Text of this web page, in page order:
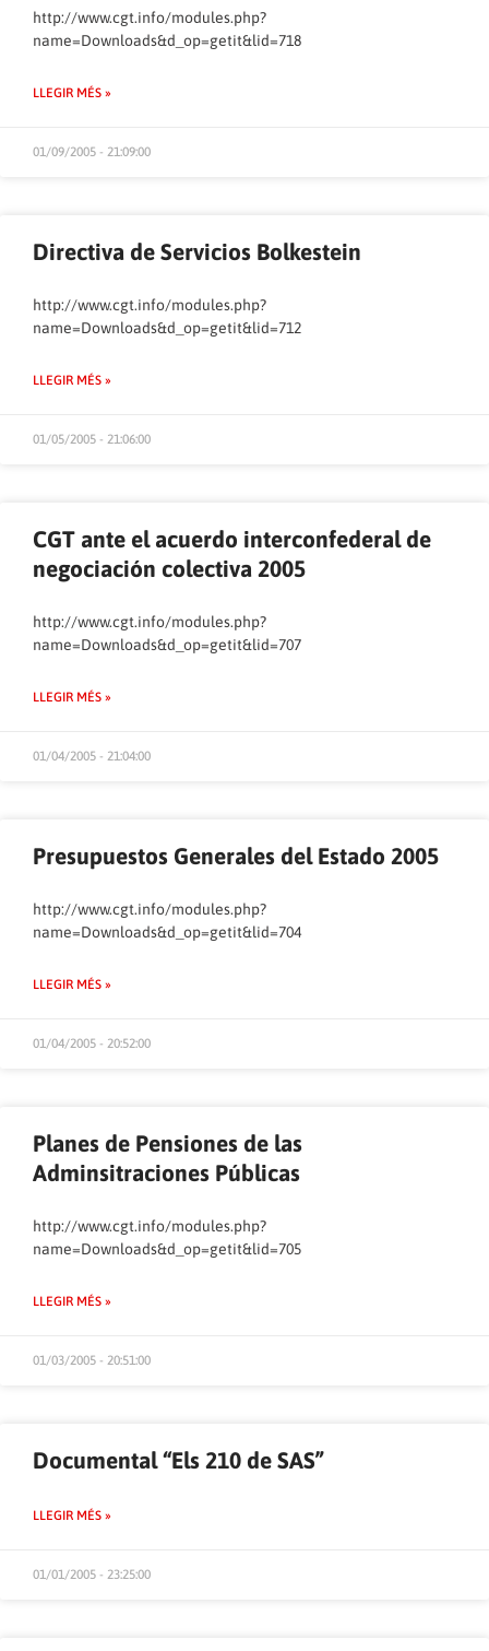
http://www.cgt.info/modules.php?
name=Downloads&d_op=getit&lid=718
LLEGIR MÉS »
01/09/2005 - 21:09:00
Directiva de Servicios Bolkestein
http://www.cgt.info/modules.php?
name=Downloads&d_op=getit&lid=712
LLEGIR MÉS »
01/05/2005 - 21:06:00
CGT ante el acuerdo interconfederal de
negociación colectiva 2005
http://www.cgt.info/modules.php?
name=Downloads&d_op=getit&lid=707
LLEGIR MÉS »
01/04/2005 - 21:04:00
Presupuestos Generales del Estado 2005
http://www.cgt.info/modules.php?
name=Downloads&d_op=getit&lid=704
LLEGIR MÉS »
01/04/2005 - 20:52:00
Planes de Pensiones de las
Adminsitraciones Públicas
http://www.cgt.info/modules.php?
name=Downloads&d_op=getit&lid=705
LLEGIR MÉS »
01/03/2005 - 20:51:00
Documental “Els 210 de SAS”
LLEGIR MÉS »
01/01/2005 - 23:25:00